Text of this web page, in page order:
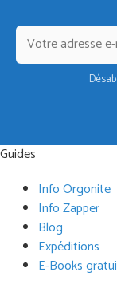
Guides
Info Orgonite
Info Zapper
Blog
Expéditions
E-Books